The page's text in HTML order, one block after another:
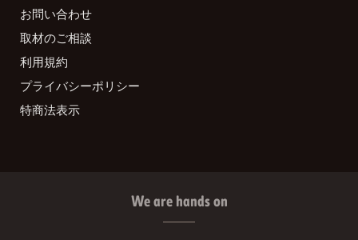
お問い合わせ
取材のご相談
利用規約
プライバシーポリシー
特商法表示
We are hands on